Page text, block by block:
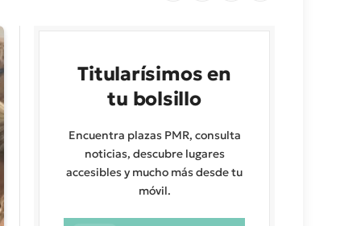
Titularísimos en
tu bolsillo
Encuentra plazas PMR, consulta
noticias, descubre lugares
accesibles y mucho más desde tu
móvil.